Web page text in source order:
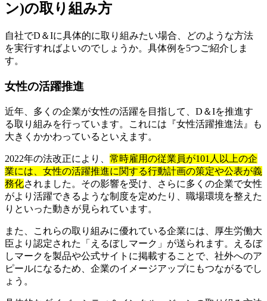
ン)の取り組み方
自社でD＆Iに具体的に取り組みたい場合、どのような方法
を実行すればよいのでしょうか。具体例を5つご紹介しま
す。
女性の活躍推進
近年、多くの企業が女性の活躍を目指して、D＆Iを推進す
る取り組みを行っています。これには『女性活躍推進法』も
大きくかかわっているといえます。
2022年の法改正により、 常時雇用の従業員が101人以上の企
業には、女性の活躍推進に関する行動計画の策定や公表が義
務化されました。その影響を受け、さらに多くの企業で女性
がより活躍できるような制度を定めたり、職場環境を整えた
りといった動きが見られています。
また、これらの取り組みに優れている企業には、厚生労働大
臣より認定された「えるぼしマーク」が送られます。えるぼ
しマークを製品や公式サイトに掲載することで、社外へのア
ピールになるため、企業のイメージアップにもつながるでし
ょう。